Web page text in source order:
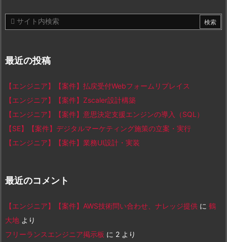
最近の投稿
【エンジニア】【案件】払戻受付Webフォームリプレイス
【エンジニア】【案件】Zscaler設計構築
【エンジニア】【案件】意思決定支援エンジンの導入（SQL）
【SE】【案件】デジタルマーケティング施策の立案・実行
【エンジニア】【案件】業務UI設計・実装
最近のコメント
【エンジニア】【案件】AWS技術問い合わせ、ナレッジ提供 に 鶴
大地 より
フリーランスエンジニア掲示板 に 2 より